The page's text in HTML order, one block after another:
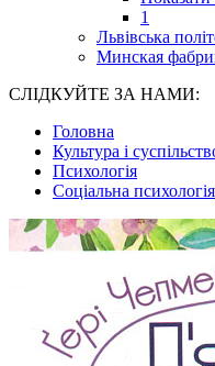
1
Львівська
Минская
СЛІДКУЙТЕ ЗА НАМИ:
Головна
Культура і
Психологія
Соціальна психологія